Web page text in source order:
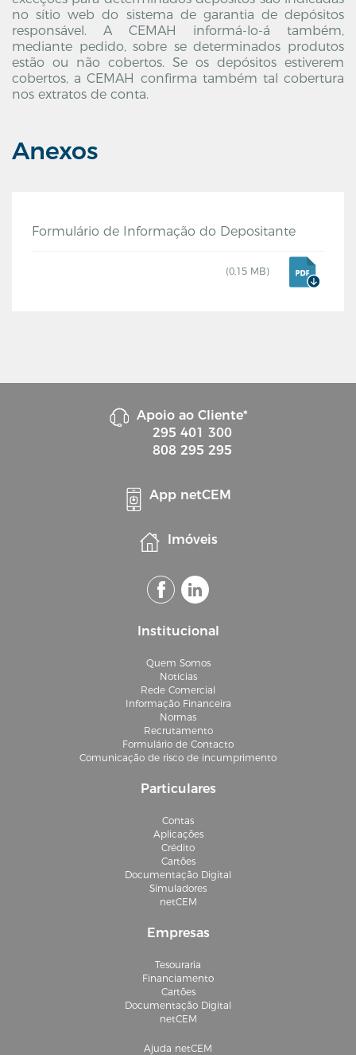
no sítio web do sistema de garantia de depósitos
responsável. A CEMAH informá-lo-á também,
mediante pedido, sobre se determinados produtos
estão ou não cobertos. Se os depósitos estiverem
cobertos, a CEMAH confirma também tal cobertura
nos extratos de conta.
Anexos
Formulário de Informação do Depositante
(0,15 MB)
Apoio ao Cliente*
295 401 300
808 295 295
App netCEM
Imóveis
Institucional
Quem Somos
Notícias
Rede Comercial
Informação Financeira
Normas
Recrutamento
Formulário de Contacto
Comunicação de risco de incumprimento
Particulares
Contas
Aplicações
Crédito
Cartões
Documentação Digital
Simuladores
netCEM
Empresas
Tesouraria
Financiamento
Cartões
Documentação Digital
netCEM
Ajuda netCEM